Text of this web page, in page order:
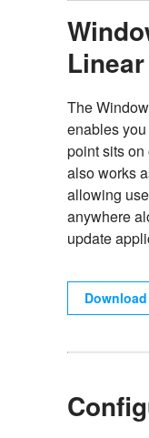
The
enables
point sits on
also works
allowing
anywhere
update